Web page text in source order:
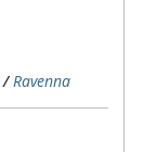
/Ravenna